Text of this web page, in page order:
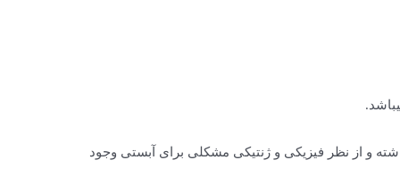
داشته که منجر به آبستنی نشده باشد. این گاو ها به طور معمول زیر ۱۰ سال سن داشته و از نظر فیزیکی و ژنتیکی مشکلی برای آبستی وجود